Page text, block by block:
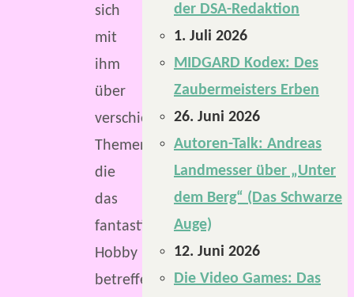
sich
mit
ihm
über
verschiedene
Themen,
die
das
fantastische
Hobby
betreffen.
der DSA-Redaktion
1. Juli 2026
MIDGARD Kodex: Des
Zaubermeisters Erben
26. Juni 2026
Autoren-Talk: Andreas
Landmesser über „Unter
dem Berg“ (Das Schwarze
Auge)
12. Juni 2026
Die Video Games: Das